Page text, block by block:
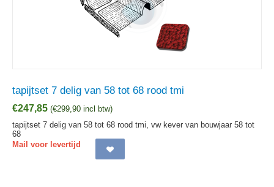
tapijtset 7 delig van 58 tot 68 rood tmi
€247,85 (€299,90 incl btw)
tapijtset 7 delig van 58 tot 68 rood tmi, vw kever van bouwjaar 58 tot
68
Mail voor levertijd